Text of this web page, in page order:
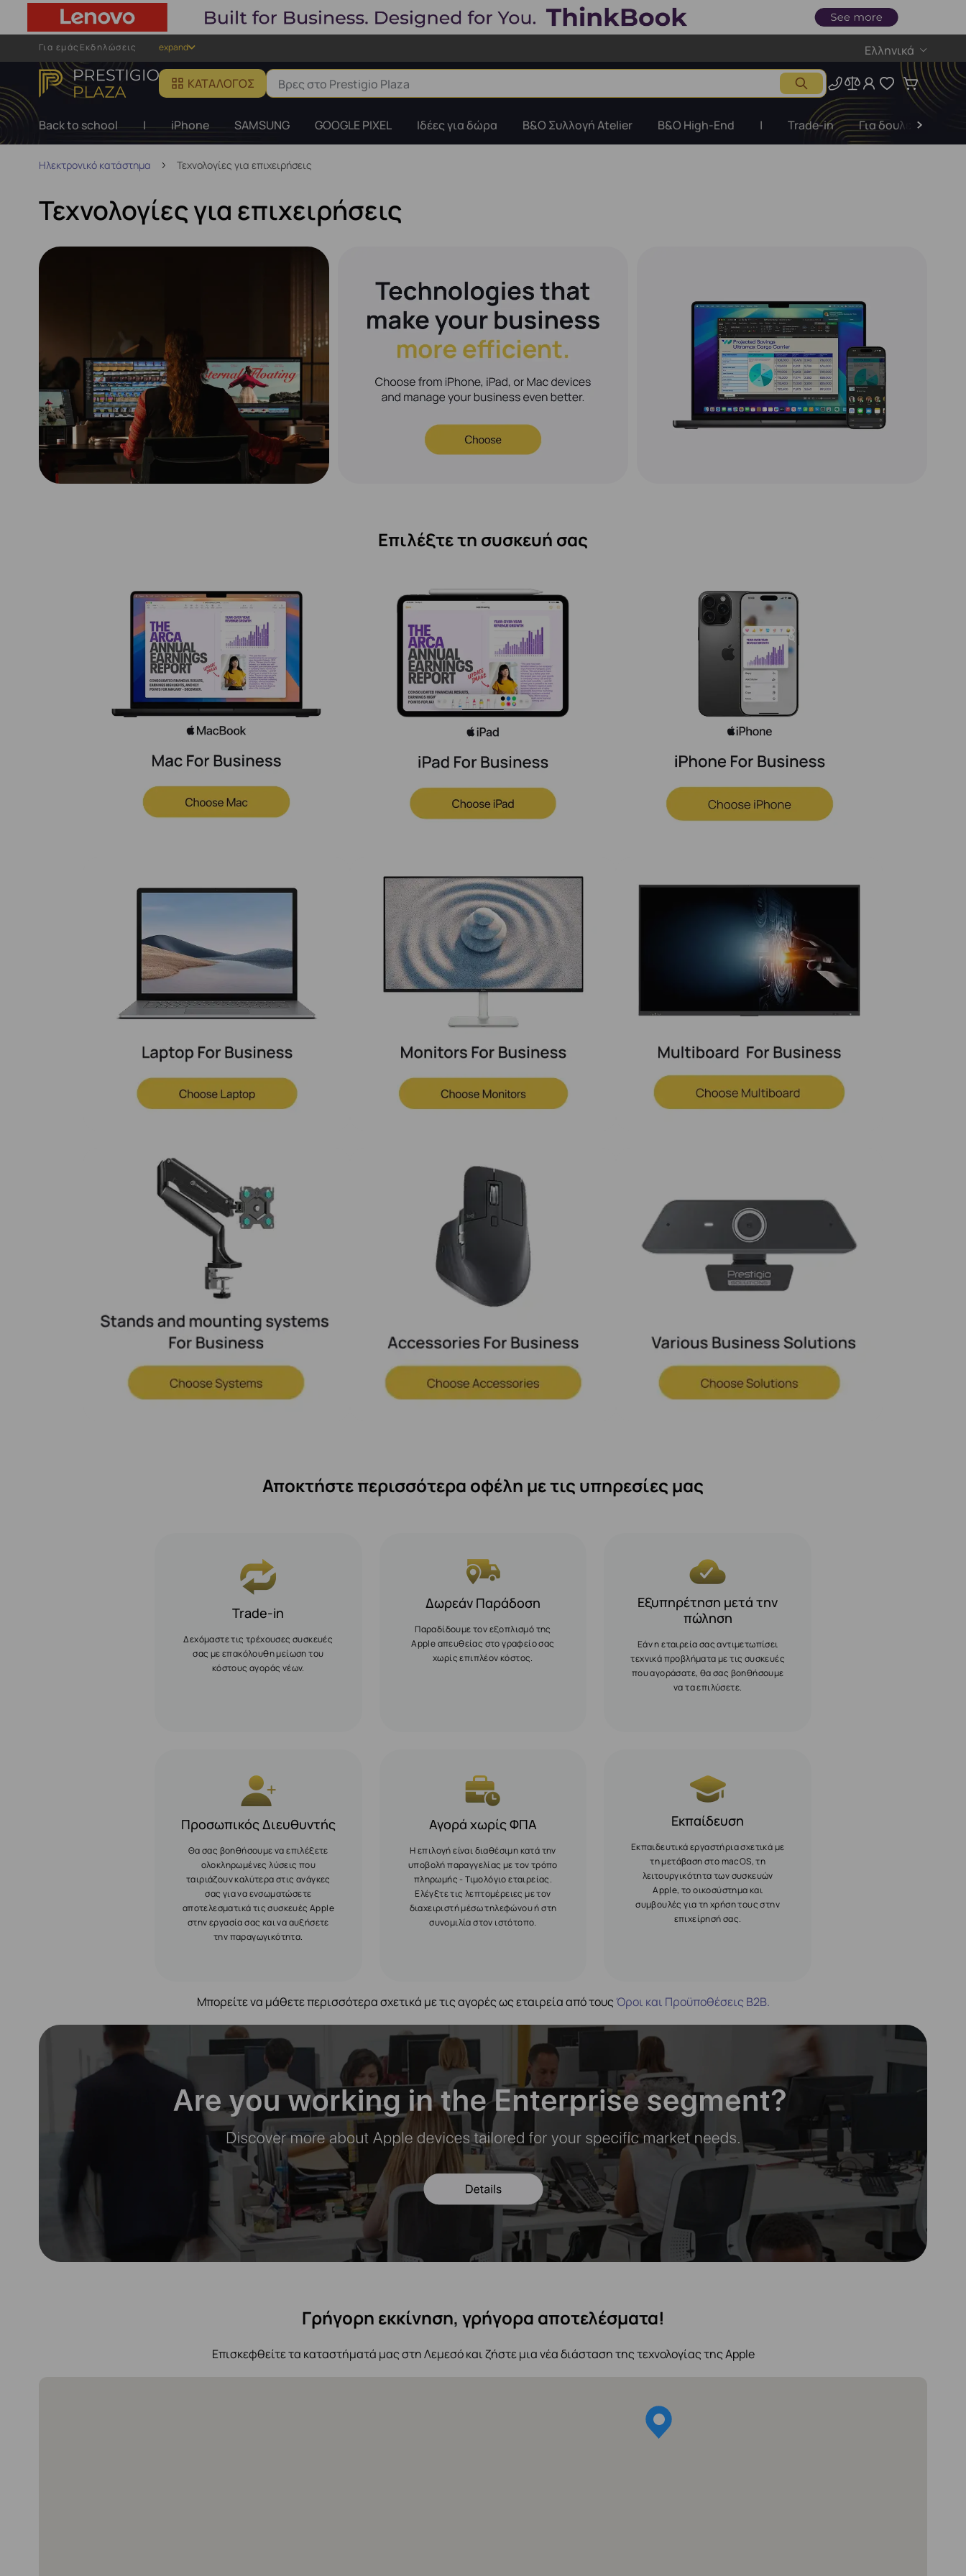
Για εμάς Εκδηλώσεις expand Ελληνικά
ΚΑΤΆΛΟΓΟΣ
Back to school | iPhone SAMSUNG GOOGLE PIXEL Ιδέες για δώρα B&O Συλλογή Atelier B&O High-End | Trade-in Για δουλειές
Ηλεκτρονικό κατάστημα Τεχνολογίες για επιχειρήσεις
Τεχνολογίες για επιχειρήσεις
Επιλέξτε τη συσκευή σας
Αποκτήστε περισσότερα οφέλη με τις υπηρεσίες μας
Trade-in
Δεχόμαστε τις τρέχουσες συσκευές
σας με επακόλουθη μείωση του
κόστους αγοράς νέων.
Δωρεάν Παράδοση
Παραδίδουμε τον εξοπλισμό της
Apple απευθείας στο γραφείο σας
χωρίς επιπλέον κόστος.
Εξυπηρέτηση μετά την
πώληση
Εάν η εταιρεία σας αντιμετωπίσει
τεχνικά προβλήματα με τις συσκευές
που αγοράσατε, θα σας βοηθήσουμε
να τα επιλύσετε.
Προσωπικός Διευθυντής
Θα σας βοηθήσουμε να επιλέξετε
ολοκληρωμένες λύσεις που
ταιριάζουν καλύτερα στις ανάγκες
σας για να ενσωματώσετε
αποτελεσματικά τις συσκευές Apple
στην εργασία σας και να αυξήσετε
την παραγωγικότητα.
Αγορά χωρίς ΦΠΑ
Η επιλογή είναι διαθέσιμη κατά την
υποβολή παραγγελίας με τον τρόπο
πληρωμής - Τιμολόγιο εταιρείας.
Ελέγξτε τις λεπτομέρειες με τον
διαχειριστή μέσω τηλεφώνου ή στη
συνομιλία στον ιστότοπο.
Εκπαίδευση
Εκπαιδευτικά εργαστήρια σχετικά με
τη μετάβαση στο macOS, τη
λειτουργικότητα των συσκευών
Apple, το οικοσύστημα και
συμβουλές για τη χρήση τους στην
επιχείρησή σας.
Μπορείτε να μάθετε περισσότερα σχετικά με τις αγορές ως εταιρεία από τουςΌροι και Προϋποθέσεις B2B.
Γρήγορη εκκίνηση, γρήγορα αποτελέσματα!
Επισκεφθείτε τα καταστήματά μας στη Λεμεσό και ζήστε μια νέα διάσταση της τεχνολογίας της Apple